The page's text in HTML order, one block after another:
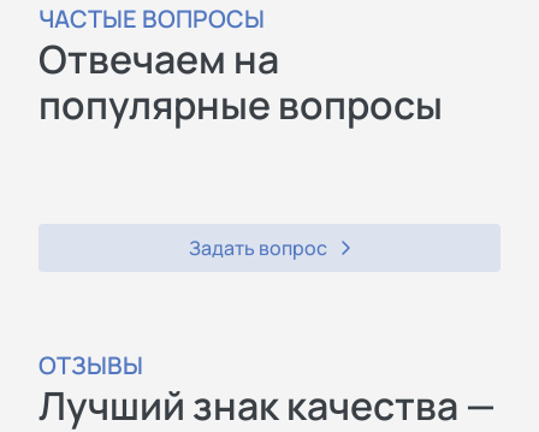
ЧАСТЫЕ ВОПРОСЫ
Отвечаем на
популярные вопросы
Задать вопрос
ОТЗЫВЫ
Лучший знак качества —